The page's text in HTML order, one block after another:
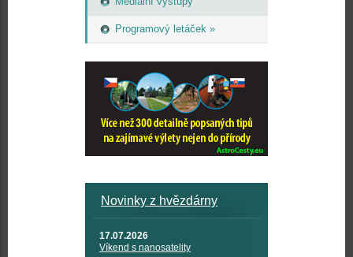
Programový letáček »
Novinky z hvězdárny
17.07.2026
Víkend s nanosatelity